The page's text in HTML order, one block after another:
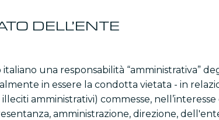
DELL’ENTE
una responsabilità “amministrativa”
in essere la condotta vietata - in
amministrativi) commesse,
amministrazione, direzione,